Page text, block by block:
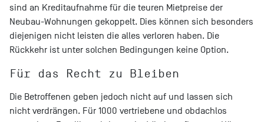
sind an Kreditaufnahme für die teuren Mietpreise der
Neubau-Wohnungen gekoppelt. Dies können sich besonders
diejenigen nicht leisten die alles verloren haben. Die
Rückkehr ist unter solchen Bedingungen keine Option.
Für das Recht zu Bleiben
Die Betroffenen geben jedoch nicht auf und lassen sich
nicht verdrängen. Für 1000 vertriebene und obdachlos